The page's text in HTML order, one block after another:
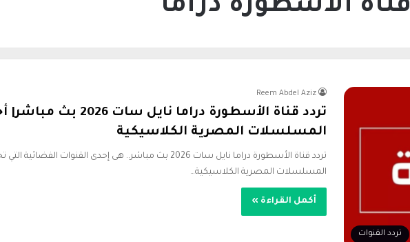
قناة الأسطورة دراما
تردد القنوات
Reem Abdel Aziz
تردد قناة الأسطورة دراما نايل سات
المسلسلات المصرية الكلاسيكية
تردد قناة الأسطورة دراما نايل سات 2026 بث مباشر.. هى إحدى القنوات
المسلسلات المصرية الكلاسيكية…
أكمل القراءة »